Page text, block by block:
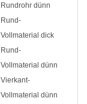
Rundrohr dünn
Rund-
Vollmaterial dick
Rund-
Vollmaterial dünn
Vierkant-
Vollmaterial dünn